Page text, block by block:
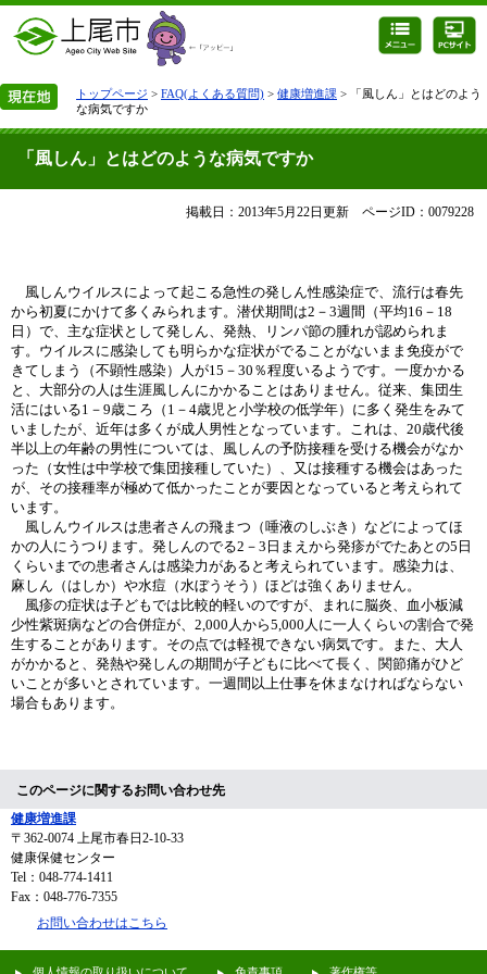
トップページ > FAQ(よくある質問) > 健康増進課 > 「風しん」とはどのよう
な病気ですか
「風しん」とはどのような病気ですか
掲載日：2013年5月22日更新 ページID：0079228
風しんウイルスによって起こる急性の発しん性感染症で、流行は春先
から初夏にかけて多くみられます。潜伏期間は2－3週間（平均16－18
日）で、主な症状として発しん、発熱、リンパ節の腫れが認められま
す。ウイルスに感染しても明らかな症状がでることがないまま免疫がで
きてしまう（不顕性感染）人が15－30％程度いるようです。一度かかる
と、大部分の人は生涯風しんにかかることはありません。従来、集団生
活にはいる1－9歳ころ（1－4歳児と小学校の低学年）に多く発生をみて
いましたが、近年は多くが成人男性となっています。これは、 20歳代後
半以上の年齢の男性については、風しんの予防接種を受ける機会がなか
った（女性は中学校で集団接種していた）、又は接種する機会はあった
が、その接種率が極めて低かったことが要因となっていると考えられて
います。
風しんウイルスは患者さんの飛まつ（唾液のしぶき）などによってほ
かの人にうつります。発しんのでる2－3日まえから発疹がでたあとの5日
くらいまでの患者さんは感染力があると考えられています。感染力は、
麻しん（はしか）や水痘（水ぼうそう）ほどは強くありません。
風疹の症状は子どもでは比較的軽いのですが、まれに脳炎、血小板減
少性紫斑病などの合併症が、2,000人から5,000人に一人くらいの割合で発
生することがあります。その点では軽視できない病気です。また、大人
がかかると、発熱や発しんの期間が子どもに比べて長く、関節痛がひど
いことが多いとされています。一週間以上仕事を休まなければならない
場合もあります。
このページに関するお問い合わせ先
健康増進課
〒362-0074
上尾市春日2-10-33
健康保健センター
Tel：048-774-1411
Fax：048-776-7355
お問い合わせはこちら